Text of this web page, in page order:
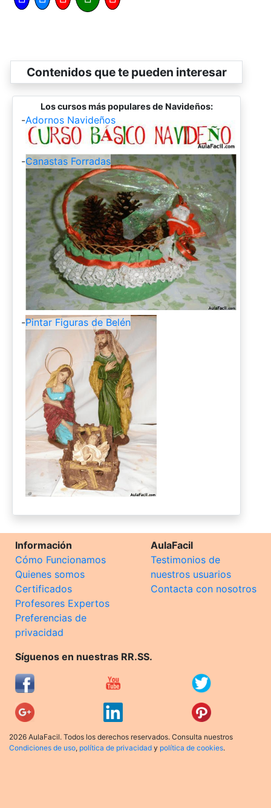
Contenidos que te pueden interesar
Los cursos más populares de Navideños:
-Adornos Navideños
-Canastas Forradas
-Pintar Figuras de Belén
Información
Cómo Funcionamos
Quienes somos
Certificados
Profesores Expertos
Preferencias de
privacidad
AulaFacil
Testimonios de
nuestros usuarios
Contacta con nosotros
Síguenos en nuestras RR.SS.
2026 AulaFacil. Todos los derechos reservados. Consulta nuestros
Condiciones de uso, política de privacidad y política de cookies.